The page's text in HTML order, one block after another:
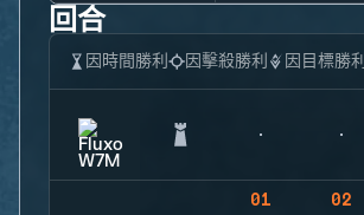
回合
因時間勝利 因擊殺勝利 因目標勝利
01 02